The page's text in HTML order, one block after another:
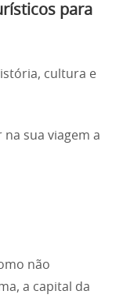
para
cultura e
sua viagem a
não
a capital da